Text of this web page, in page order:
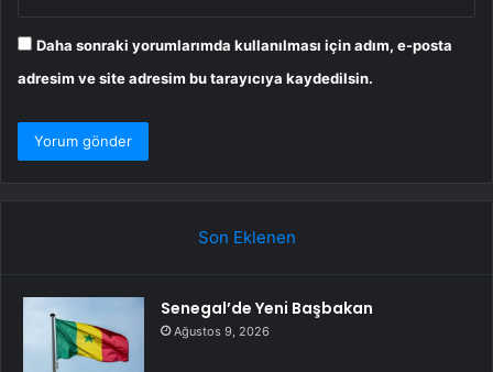
Daha sonraki yorumlarımda kullanılması için adım, e-posta
adresim ve site adresim bu tarayıcıya kaydedilsin.
Son Eklenen
Senegal’de Yeni Başbakan
Ağustos 9, 2026